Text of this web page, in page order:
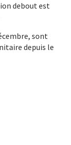
debout est
sont
depuis le